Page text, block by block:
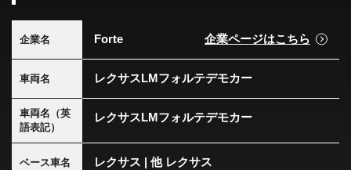
企業名 Forte 企業ページはこちら
車両名 レクサスLMフォルテデモカー
車両名（英
語表記）
レクサスLMフォルテデモカー
ベース車名 レクサス | 他 レクサス